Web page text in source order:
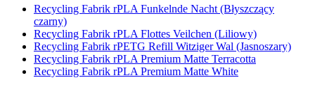
Recycling Fabrik rPLA Funkelnde Nacht (Błyszczący
czarny)
Recycling Fabrik rPLA Flottes Veilchen (Liliowy)
Recycling Fabrik rPETG Refill Witziger Wal (Jasnoszary)
Recycling Fabrik rPLA Premium Matte Terracotta
Recycling Fabrik rPLA Premium Matte White